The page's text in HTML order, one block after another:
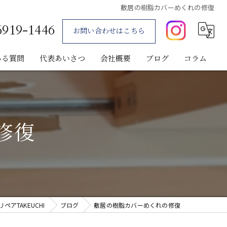
敷居の樹脂カバーめくれの修復
1446 お問い合わせはこちら
質問 代表あいさつ 会社概要 ブログ コラム
復
アTAKEUCHI ブログ 敷居の樹脂カバーめくれの修復